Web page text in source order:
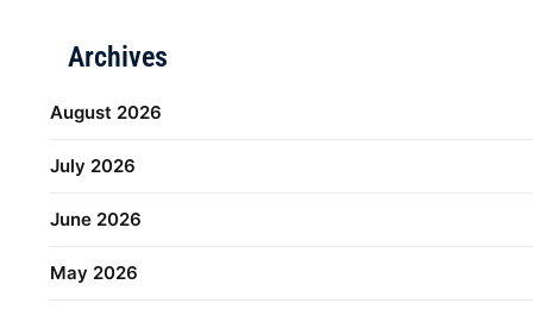
Archives
August 2026
July 2026
June 2026
May 2026